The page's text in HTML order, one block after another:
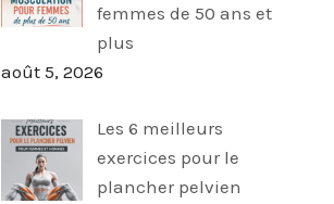
femmes de 50 ans et
plus
août 5, 2026
Les 6 meilleurs
exercices pour le
plancher pelvien